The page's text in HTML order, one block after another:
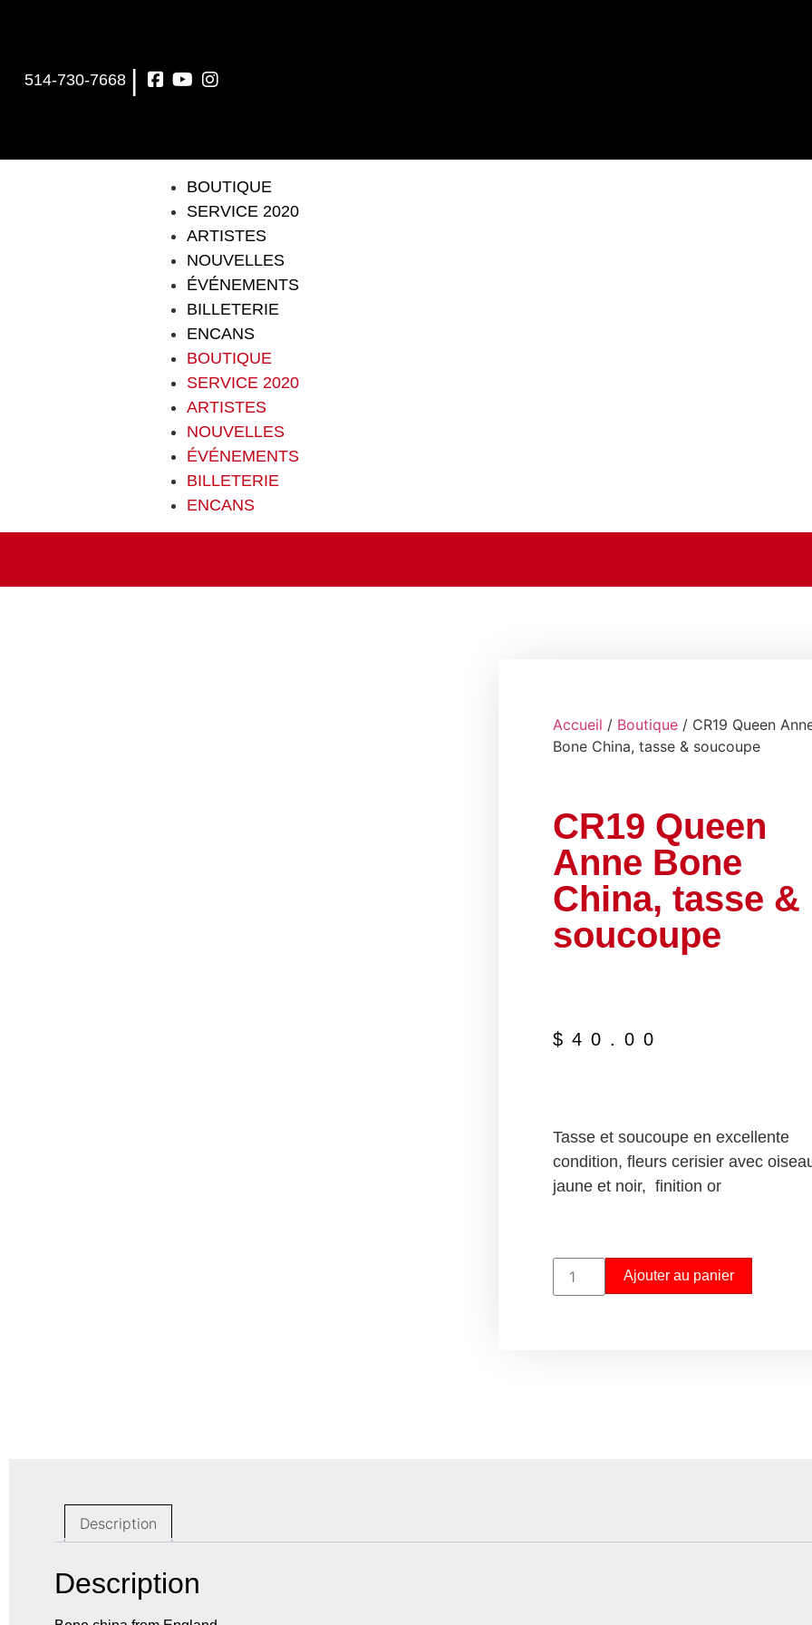
514-730-7668 |
BOUTIQUE
SERVICE 2020
ARTISTES
NOUVELLES
ÉVÉNEMENTS
BILLETERIE
ENCANS
BOUTIQUE
SERVICE 2020
ARTISTES
NOUVELLES
ÉVÉNEMENTS
BILLETERIE
ENCANS
Accueil / Boutique / CR19 Queen
Bone China, tasse & soucoupe
CR19 Queen
Anne Bone
China, tasse &
soucoupe
$ 40.00
Tasse et soucoupe en excellente
condition, fleurs cerisier avec
jaune et noir, finition or
Ajouter au panier
Description
Description